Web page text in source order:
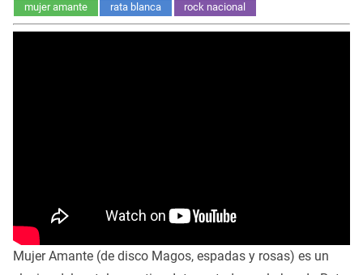
mujer amante rata blanca rock nacional
Mujer Amante (de disco Magos, espadas y rosas) es un